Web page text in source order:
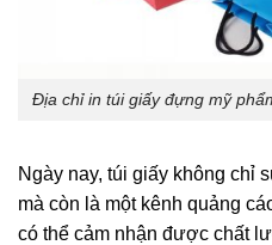
Địa chỉ in túi giấy đựng mỹ
Ngày nay, túi giấy không chỉ
mà còn là một kênh quảng
có thể cảm nhận được chất